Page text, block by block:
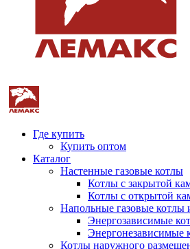
Где купить
Купить оптом
Каталог
Настенные газовые котлы
Котлы с закрытой
Котлы с открытой
Напольные газовые котлы
Энергозависимые
Энергонезависимые
Котлы наружного